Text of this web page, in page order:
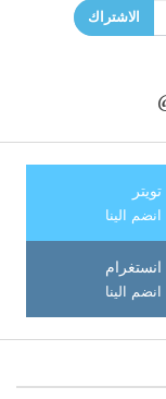
الاشتراك
تويتر
انضم الينا
انستغرام
انضم الينا